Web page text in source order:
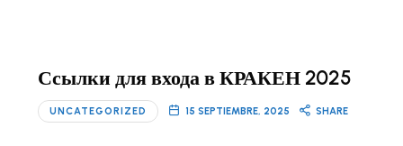
Ссылки для входа в КРАКЕН 2025
UNCATEGORIZED 15 SEPTIEMBRE, 2025 SHARE